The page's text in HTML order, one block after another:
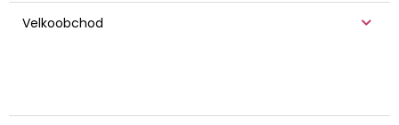
Velkoobchod